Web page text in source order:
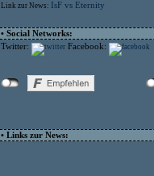
Link zur News:
IsF vs Eternity
• Social Networks:
Twitter:
Facebook:
• Links zur News: